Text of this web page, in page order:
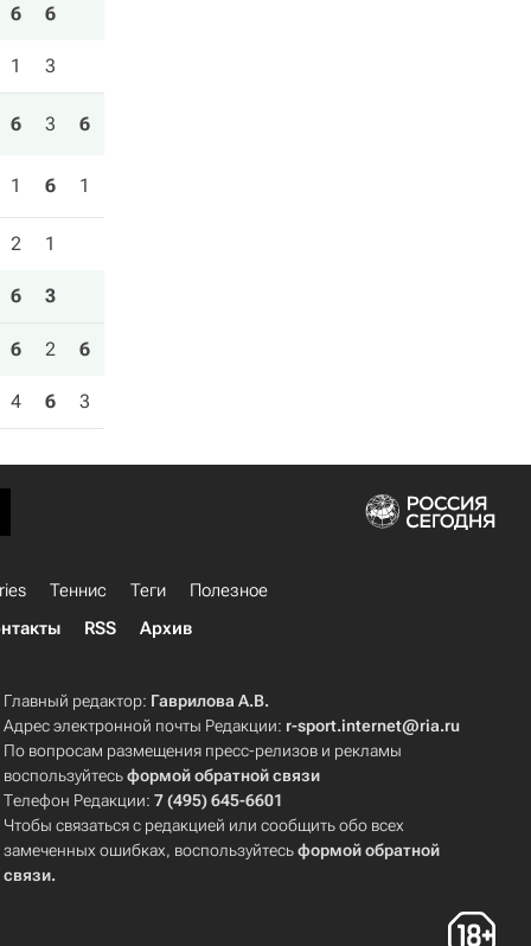
6 6
1 3
6 3 6
1 6 1
2 1
6 3
6 2 6
4 6 3
Теннис Теги
Полезное
RSS Архив
Главный редактор: Гаврилова А.В.
Адрес электронной почты Редакции: r-sport.internet@ria.ru
По вопросам размещения пресс-релизов и рекламы
воспользуйтесьформой обратной связи
Телефон Редакции:7 (495) 645-6601
Чтобы связаться с редакцией или сообщить обо всех
замеченных ошибках, воспользуйтесьформой обратной
связи.